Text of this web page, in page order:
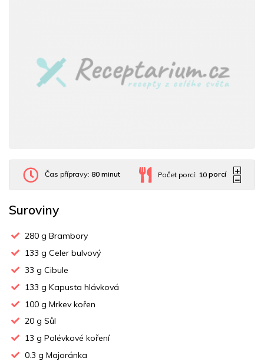
Čas přípravy:80 minut Počet porcí: 10 porcí
Suroviny
280 g Brambory
133 g Celer bulvový
33 g Cibule
133 g Kapusta hlávková
100 g Mrkev kořen
20 g Sůl
13 g Polévkové koření
0.3 g Majoránka